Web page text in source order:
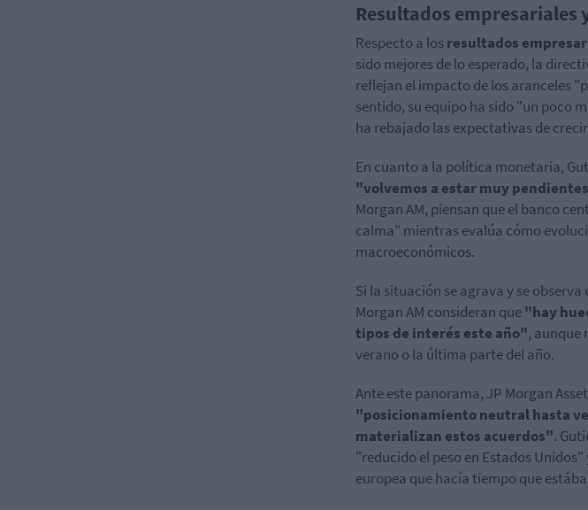
Resultados empresariales
Respecto a losresultados
sido mejores de lo esperado, la
reflejan el impacto de los aranceles
sentido, su equipo ha sido "un poco
ha rebajado las expectativas de
En cuanto a la política monetaria,
"volvemos a estar muy
Morgan AM, piensan que el banco
calma" mientras evalúa cómo
macroeconómicos.
Si la situación se agrava y se
Morgan AM consideran que"hay
tipos de interés este año", aunque
verano o la última parte del año.
Ante este panorama, JP Morgan
"posicionamiento neutral hasta
materializan estos acuerdos".
"reducido el peso en Estados
europea que hacía tiempo que